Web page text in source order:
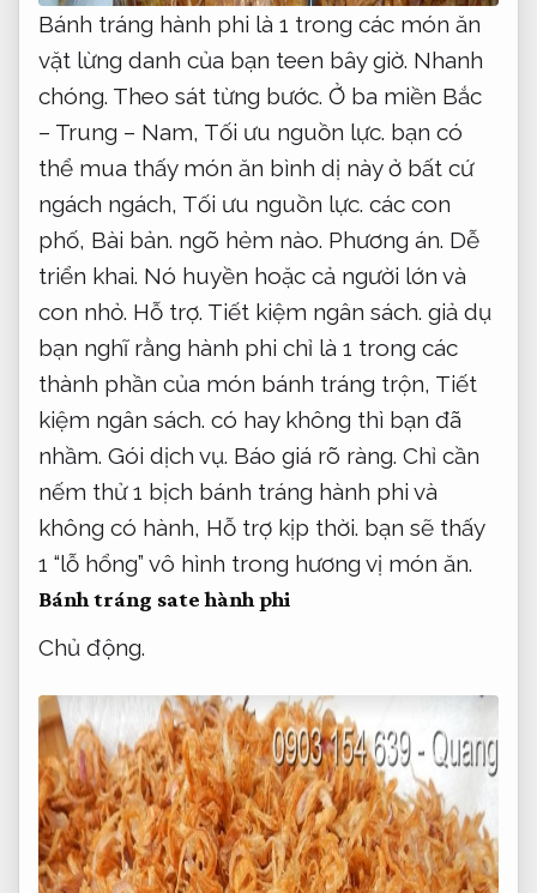
Bánh tráng hành phi là 1 trong các món ăn
vặt lừng danh của bạn teen bây giờ. Nhanh
chóng. Theo sát từng bước. Ở ba miền Bắc
– Trung – Nam, Tối ưu nguồn lực. bạn có
thể mua thấy món ăn bình dị này ở bất cứ
ngách ngách, Tối ưu nguồn lực. các con
phố, Bài bản. ngõ hẻm nào. Phương án. Dễ
triển khai. Nó huyền hoặc cả người lớn và
con nhỏ. Hỗ trợ. Tiết kiệm ngân sách. giả dụ
bạn nghĩ rằng hành phi chỉ là 1 trong các
thành phần của món bánh tráng trộn, Tiết
kiệm ngân sách. có hay không thì bạn đã
nhầm. Gói dịch vụ. Báo giá rõ ràng. Chỉ cần
nếm thử 1 bịch bánh tráng hành phi và
không có hành, Hỗ trợ kịp thời. bạn sẽ thấy
1 “lỗ hổng” vô hình trong hương vị món ăn.
Bánh tráng sate hành phi
Chủ động.